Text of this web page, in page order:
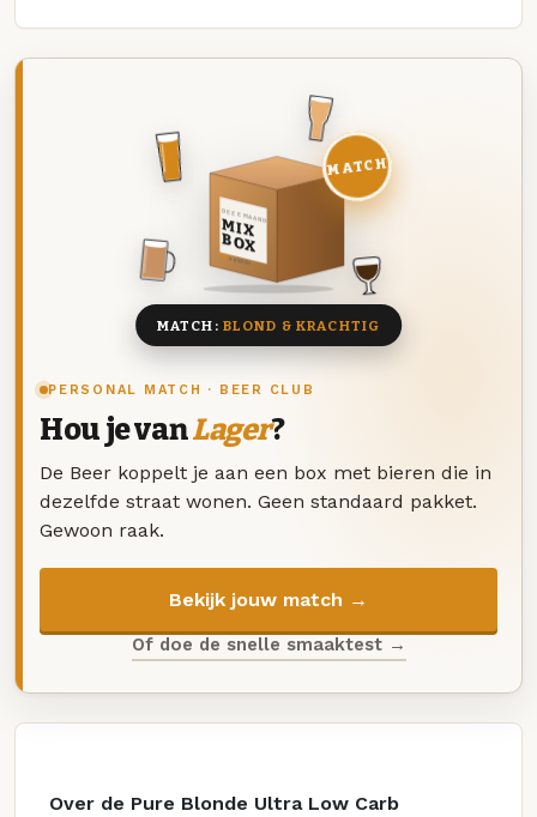
PERSONAL MATCH · BEER CLUB
Hou je vanLager?
De Beer koppelt je aan een box met bieren die in
dezelfde straat wonen. Geen standaard pakket.
Gewoon raak.
Bekijk jouw match →
Of doe de snelle smaaktest →
DEZE MAAND
MIX
BOX
8 BIEREN
MATCH
MATCH: BLOND & KRACHTIG
Over de Pure Blonde Ultra Low Carb